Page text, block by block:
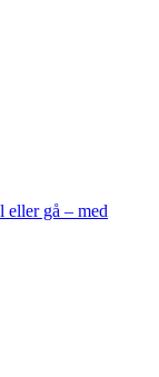
gå – med